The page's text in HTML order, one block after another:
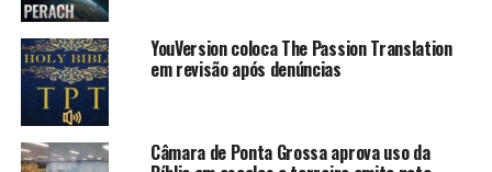
YouVersion coloca The Passion Translation
em revisão após denúncias
Câmara de Ponta Grossa aprova uso da